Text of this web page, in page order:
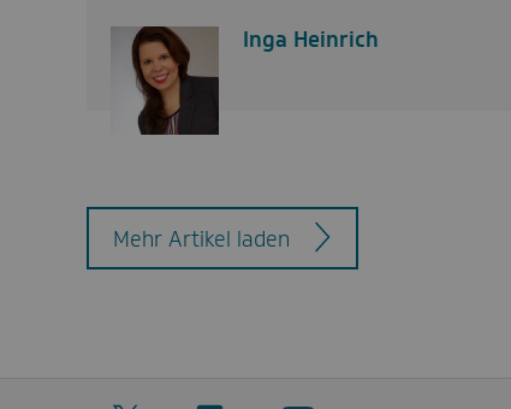
Inga Heinrich
Mehr Artikel laden
Twitter LinkedIn